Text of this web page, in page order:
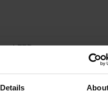
Details
LEER
LK LEER